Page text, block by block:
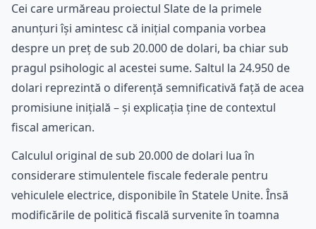
Cei care urmăreau proiectul Slate de la primele
anunțuri își amintesc că inițial compania vorbea
despre un preț de sub 20.000 de dolari, ba chiar sub
pragul psihologic al acestei sume. Saltul la 24.950 de
dolari reprezintă o diferență semnificativă față de acea
promisiune inițială – și explicația ține de contextul
fiscal american.
Calculul original de sub 20.000 de dolari lua în
considerare stimulentele fiscale federale pentru
vehiculele electrice, disponibile în Statele Unite. Însă
modificările de politică fiscală survenite în toamna